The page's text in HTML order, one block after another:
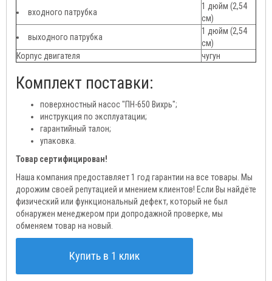
входного патрубка
1 дюйм (2,54
см)
выходного патрубка
1 дюйм (2,54
см)
Корпус двигателя
чугун
Комплект поставки:
поверхностный насос "ПН-650 Вихрь";
инструкция по эксплуатации;
гарантийный талон;
упаковка.
Товар сертифицирован!
Наша компания предоставляет 1 год гарантии на все товары. Мы
дорожим своей репутацией и мнением клиентов! Если Вы найдёте
физический или функциональный дефект, который не был
обнаружен менеджером при допродажной проверке, мы
обменяем товар на новый.
Купить в 1 клик